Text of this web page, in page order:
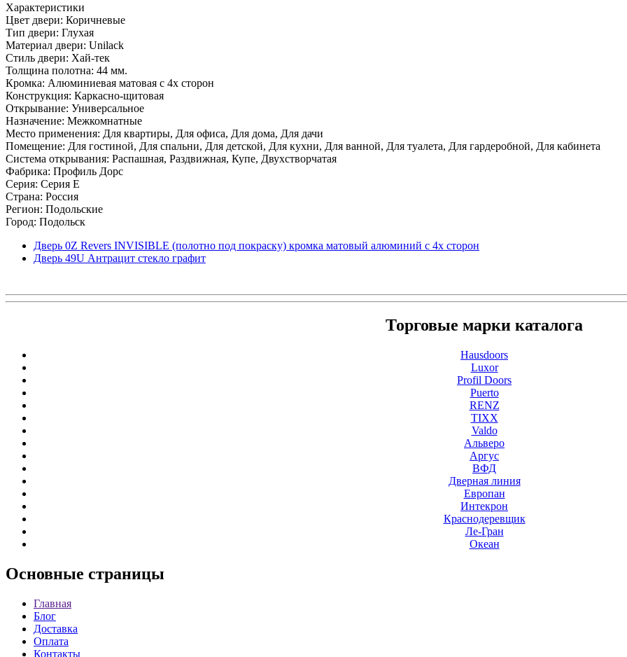
Характеристики
Цвет двери: Коричневые
Тип двери: Глухая
Материал двери: Unilack
Стиль двери: Хай-тек
Толщина полотна: 44 мм.
Кромка: Алюминиевая матовая с 4х сторон
Конструкция: Каркасно-щитовая
Открывание: Универсальное
Назначение: Межкомнатные
Место применения: Для квартиры, Для офиса, Для дома, Для дачи
Помещение: Для гостиной, Для спальни, Для детской, Для кухни, Для ванной, Для туалета, Для гардеробной, Для кабинета
Система открывания: Распашная, Раздвижная, Купе, Двухстворчатая
Фабрика: Профиль Дорс
Серия: Серия E
Страна: Россия
Регион: Подольские
Город: Подольск
Дверь 0Z Revers INVISIBLE (полотно под покраску) кромка матовый алюминий с 4х сторон
Дверь 49U Антрацит стекло графит
Торговые марки каталога
Hausdoors
Luxor
Profil Doors
Puerto
RENZ
TIXX
Valdo
Альверо
Аргус
ВФД
Дверная линия
Европан
Интекрон
Краснодеревщик
Ле-Гран
Океан
Основные страницы
Главная
Блог
Доставка
Оплата
Контакты